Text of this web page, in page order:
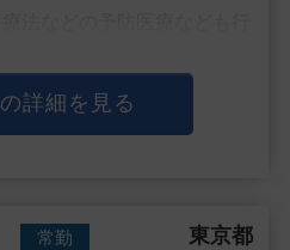
数在籍しております。
も相談できるので、仕事と
です。
詳細を見る
常勤 東京都